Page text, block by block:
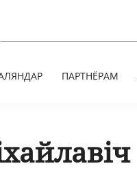
ПАРТНЁРАМ